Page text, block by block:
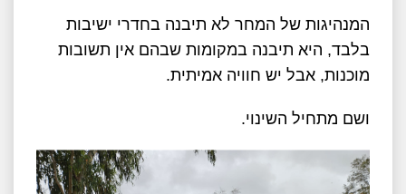
המנהיגות של המחר לא תיבנה בחדרי ישיבות
בלבד, היא תיבנה במקומות שבהם אין תשובות
מוכנות, אבל יש חוויה אמיתית.
ושם מתחיל השינוי.